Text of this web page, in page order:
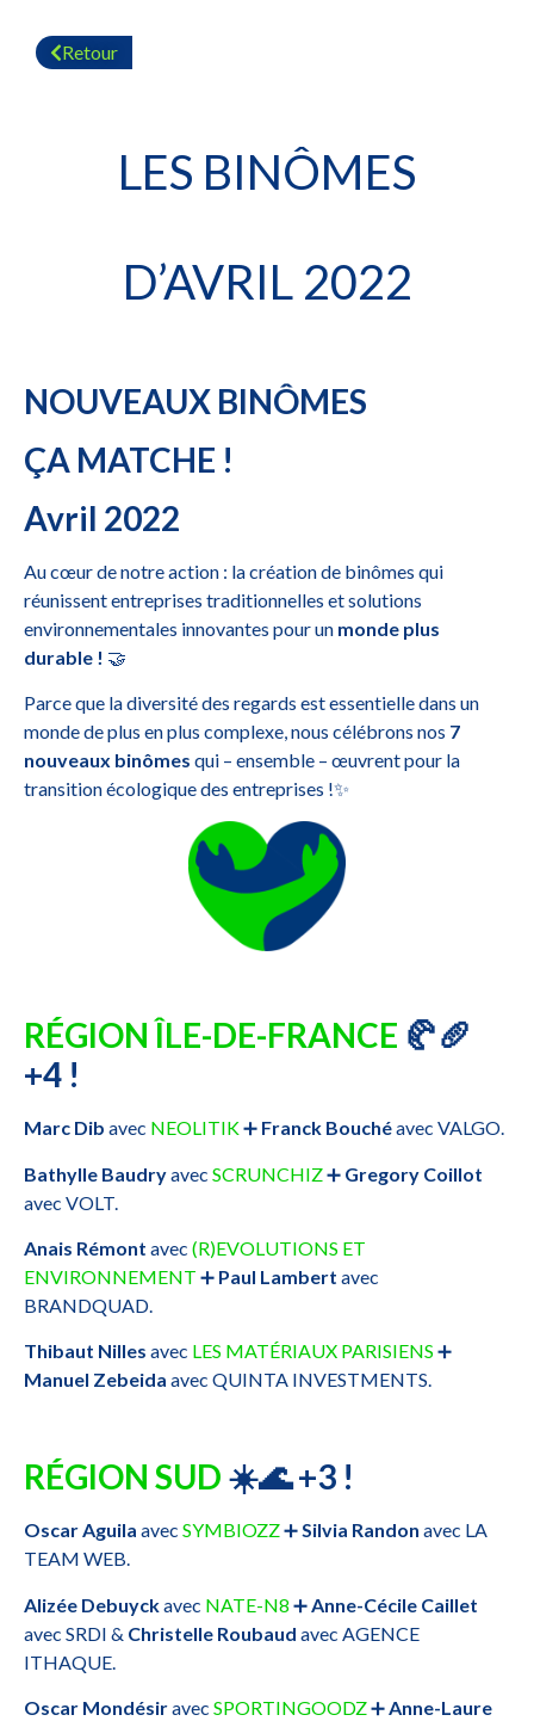
Retour
LES BINÔMES
D’AVRIL 2022
NOUVEAUX BINÔMES
ÇA MATCHE !
Avril 2022
Au cœur de notre action : la création de binômes qui
réunissent entreprises traditionnelles et solutions
environnementales innovantes pour un monde plus
durable ! 🤝
Parce que la diversité des regards est essentielle dans un
monde de plus en plus complexe, nous célébrons nos 7
nouveaux binômes qui – ensemble – œuvrent pour la
transition écologique des entreprises !✨
RÉGION ÎLE-DE-FRANCE 🥐🥖
+4 !
Marc Dib avec NEOLITIK➕ Franck Bouchéavec VALGO.
Bathylle Baudryavec SCRUNCHIZ➕ Gregory Coillot
avec VOLT.
Anais Rémont avec (R)EVOLUTIONS ET
ENVIRONNEMENT ➕ Paul Lambert avec
BRANDQUAD.
Thibaut Nilles avec LES MATÉRIAUX PARISIENS ➕
Manuel Zebeida avec QUINTA INVESTMENTS.
RÉGION SUD ☀🌊+3 !
Oscar Aguila avec SYMBIOZZ➕Silvia Randon avec LA
TEAM WEB.
Alizée Debuyckavec NATE-N8 ➕ Anne-Cécile Caillet
avec SRDI & Christelle Roubaud avec AGENCE
ITHAQUE.
Oscar Mondésiravec SPORTINGOODZ➕Anne-Laure